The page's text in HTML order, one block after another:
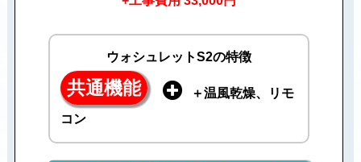
ウォシュレットS2の特徴
共通機能
＋温風乾燥、リモ
コン